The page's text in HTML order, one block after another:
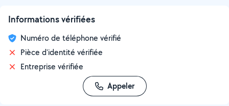
Informations vérifiées
Numéro de téléphone vérifié
Pièce d'identité vérifiée
Entreprise vérifiée
Appeler